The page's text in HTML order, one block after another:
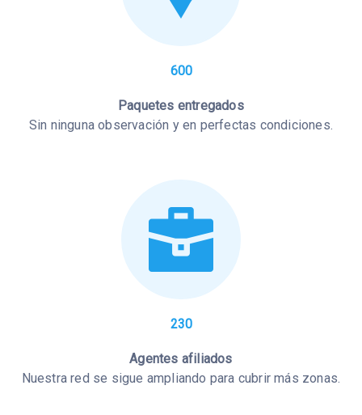
600
Paquetes entregados
Sin ninguna observación y en perfectas condiciones.
230
Agentes afiliados
Nuestra red se sigue ampliando para cubrir más zonas.